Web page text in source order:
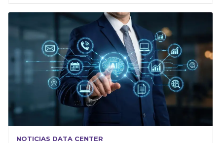
NOTICIAS DATA CENTER